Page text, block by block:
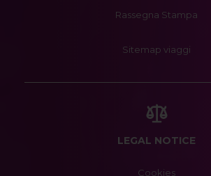
Rassegna Stampa
Sitemap viaggi
LEGAL NOTICE
Cookies